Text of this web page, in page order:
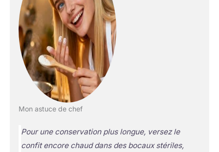
Mon astuce de chef
Pour une conservation plus longue, versez le
confit encore chaud dans des bocaux stériles,